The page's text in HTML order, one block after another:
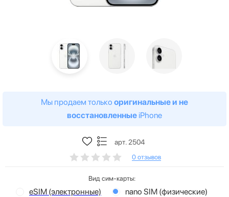
Мы продаем только оригинальные и не
восстановленные iPhone
арт. 2504
0 отзывов
Вид сим-карты:
eSIM (электронные) nano SIM (физические)